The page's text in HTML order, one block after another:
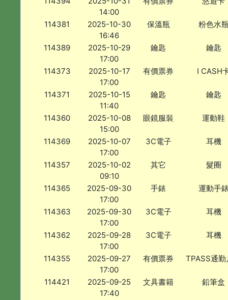
14:00
114381
2025-10-30
16:46
保溫瓶 粉色水
114389
2025-10-29
17:00
鑰匙 鑰匙
114373
2025-10-17
17:00
有價票券 I CASH
114371
2025-10-15
11:40
鑰匙 鑰匙
114360
2025-10-08
15:00
眼鏡服裝 運動鞋
114369
2025-10-07
17:00
3C電子 耳機
114357
2025-10-02
09:10
其它 髮圈
114365
2025-09-30
17:00
手錶 運動手
114363
2025-09-30
17:00
3C電子 耳機
114362
2025-09-28
17:00
3C電子 耳機
114355
2025-09-27
17:00
有價票券 TPASS通勤
114421
2025-09-25
17:40
文具書籍 鉛筆盒